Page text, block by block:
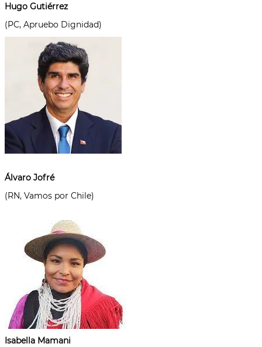
Hugo Gutiérrez
(PC, Apruebo Dignidad)
Álvaro Jofré
(RN, Vamos por Chile)
Isabella Mamani